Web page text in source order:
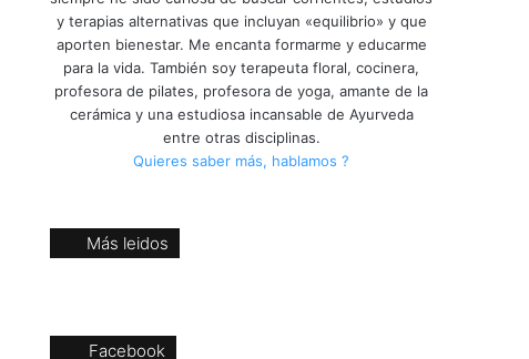
y terapias alternativas que incluyan «equilibrio» y que
aporten bienestar. Me encanta formarme y educarme
para la vida. También soy terapeuta floral, cocinera,
profesora de pilates, profesora de yoga, amante de la
cerámica y una estudiosa incansable de Ayurveda
entre otras disciplinas.
Quieres saber más, hablamos ?
Más leidos
Facebook